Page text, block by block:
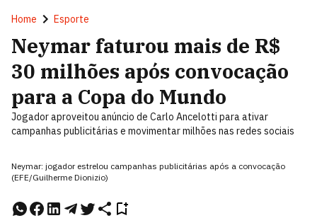
Home Esporte
Neymar faturou mais de R$
30 milhões após convocação
para a Copa do Mundo
Jogador aproveitou anúncio de Carlo Ancelotti para ativar
campanhas publicitárias e movimentar milhões nas redes sociais
Neymar: jogador estrelou campanhas publicitárias após a convocação
(EFE/Guilherme Dionizio)